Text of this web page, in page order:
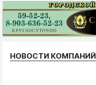
НОВОСТИ КОМПАНИЙ